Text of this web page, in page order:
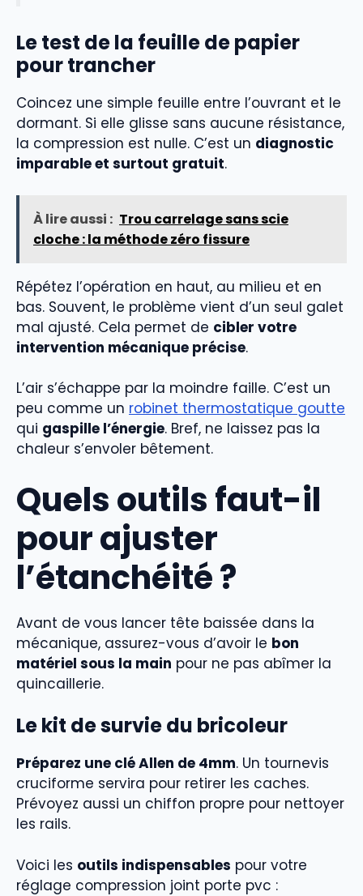
Le test de la feuille de papier
pour trancher
Coincez une simple feuille entre l’ouvrant et le
dormant. Si elle glisse sans aucune résistance,
la compression est nulle. C’est un diagnostic
imparable et surtout gratuit.
À lire aussi : Trou carrelage sans scie
cloche : la méthode zéro fissure
Répétez l’opération en haut, au milieu et en
bas. Souvent, le problème vient d’un seul galet
mal ajusté. Cela permet de cibler votre
intervention mécanique précise.
L’air s’échappe par la moindre faille. C’est un
peu comme un robinet thermostatique goutte
qui gaspille l’énergie. Bref, ne laissez pas la
chaleur s’envoler bêtement.
Quels outils faut-il
pour ajuster
l’étanchéité ?
Avant de vous lancer tête baissée dans la
mécanique, assurez-vous d’avoir le bon
matériel sous la main pour ne pas abîmer la
quincaillerie.
Le kit de survie du bricoleur
Préparez une clé Allen de 4mm. Un tournevis
cruciforme servira pour retirer les caches.
Prévoyez aussi un chiffon propre pour nettoyer
les rails.
Voici les outils indispensables pour votre
réglage compression joint porte pvc :